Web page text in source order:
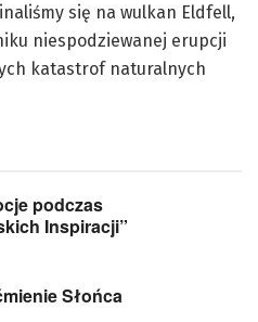
się na wulkan Eldfell,
niespodziewanej erupcji
katastrof naturalnych
podczas
Inspiracji”
Słońca